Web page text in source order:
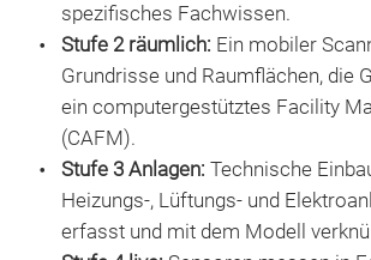
spezifisches Fachwissen.
Stufe 2 räumlich: Ein mobiler
Grundrisse und Raumflächen, die
ein computergestütztes Facility
(CAFM).
Stufe 3 Anlagen: Technische
Heizungs-, Lüftungs- und
erfasst und mit dem Modell